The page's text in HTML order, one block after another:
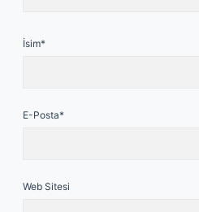
İsim*
E-Posta*
Web Sitesi